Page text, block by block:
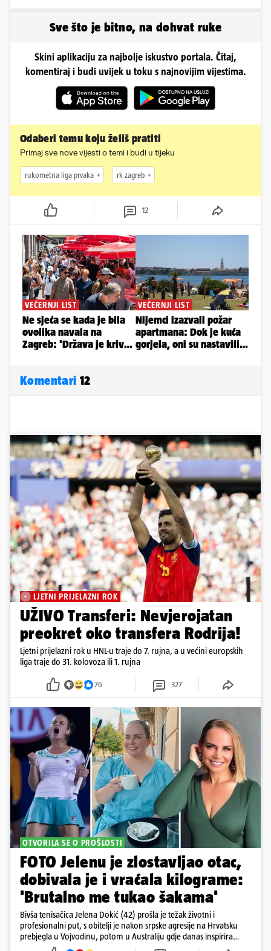
Sve što je bitno, na dohvat ruke
Skini aplikaciju za najbolje iskustvo portala. Čitaj,
komentiraj i budi uvijek u toku s najnovijim vijestima.
Odaberi temu koju želiš pratiti
Primaj sve nove vijesti o temi i budi u tijeku
rukometna liga prvaka rk zagreb
12
Komentari 12
LJETNI PRIJELAZNI ROK
UŽIVO Transferi: Nevjerojatan
preokret oko transfera Rodrija!
Ljetni prijelazni rok u HNL-u traje do 7. rujna, a u većini europskih
liga traje do 31. kolovoza ili 1. rujna
76 327
OTVORILA SE O PROŠLOSTI
FOTO Jelenu je zlostavljao otac,
dobivala je i vraćala kilograme:
'Brutalno me tukao šakama'
Bivša tenisačica Jelena Dokić (42) prošla je težak životni i
profesionalni put, s obitelji je nakon srpske agresije na Hrvatsku
prebjegla u Vojvodinu, potom u Australiju gdje danas inspirira